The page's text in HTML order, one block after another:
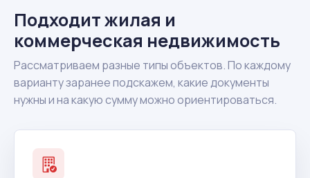
Подходит жилая и
коммерческая недвижимость
Рассматриваем разные типы объектов. По каждому
варианту заранее подскажем, какие документы
нужны и на какую сумму можно ориентироваться.